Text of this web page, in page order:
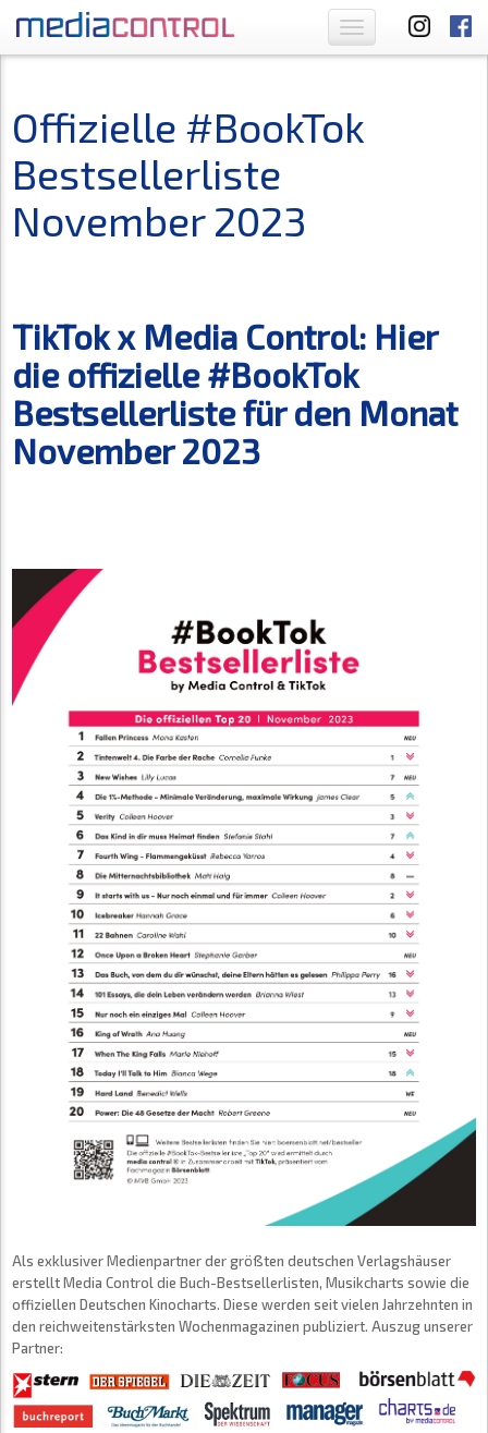
Toggle
navigation
Offizielle #BookTok
Bestsellerliste
November 2023
TikTok x Media Control: Hier
die offizielle #BookTok
Bestsellerliste für den Monat
November 2023
Als exklusiver Medienpartner der größten deutschen Verlagshäuser
erstellt Media Control die Buch-Bestsellerlisten, Musikcharts sowie die
offiziellen Deutschen Kinocharts. Diese werden seit vielen Jahrzehnten in
den reichweitenstärksten Wochenmagazinen publiziert. Auszug unserer
Partner: